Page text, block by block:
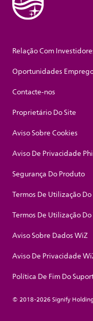
Relação Com
Oportunidades
Contacte-nos
Proprietário Do Site
Aviso Sobre Cookies
Aviso De Privacidade
Segurança Do Produto
Termos De Utilização
Termos De Utilização
Aviso Sobre Dados WiZ
Aviso De Privacidade
Política De Fim Do
© 2018-2026 Signify